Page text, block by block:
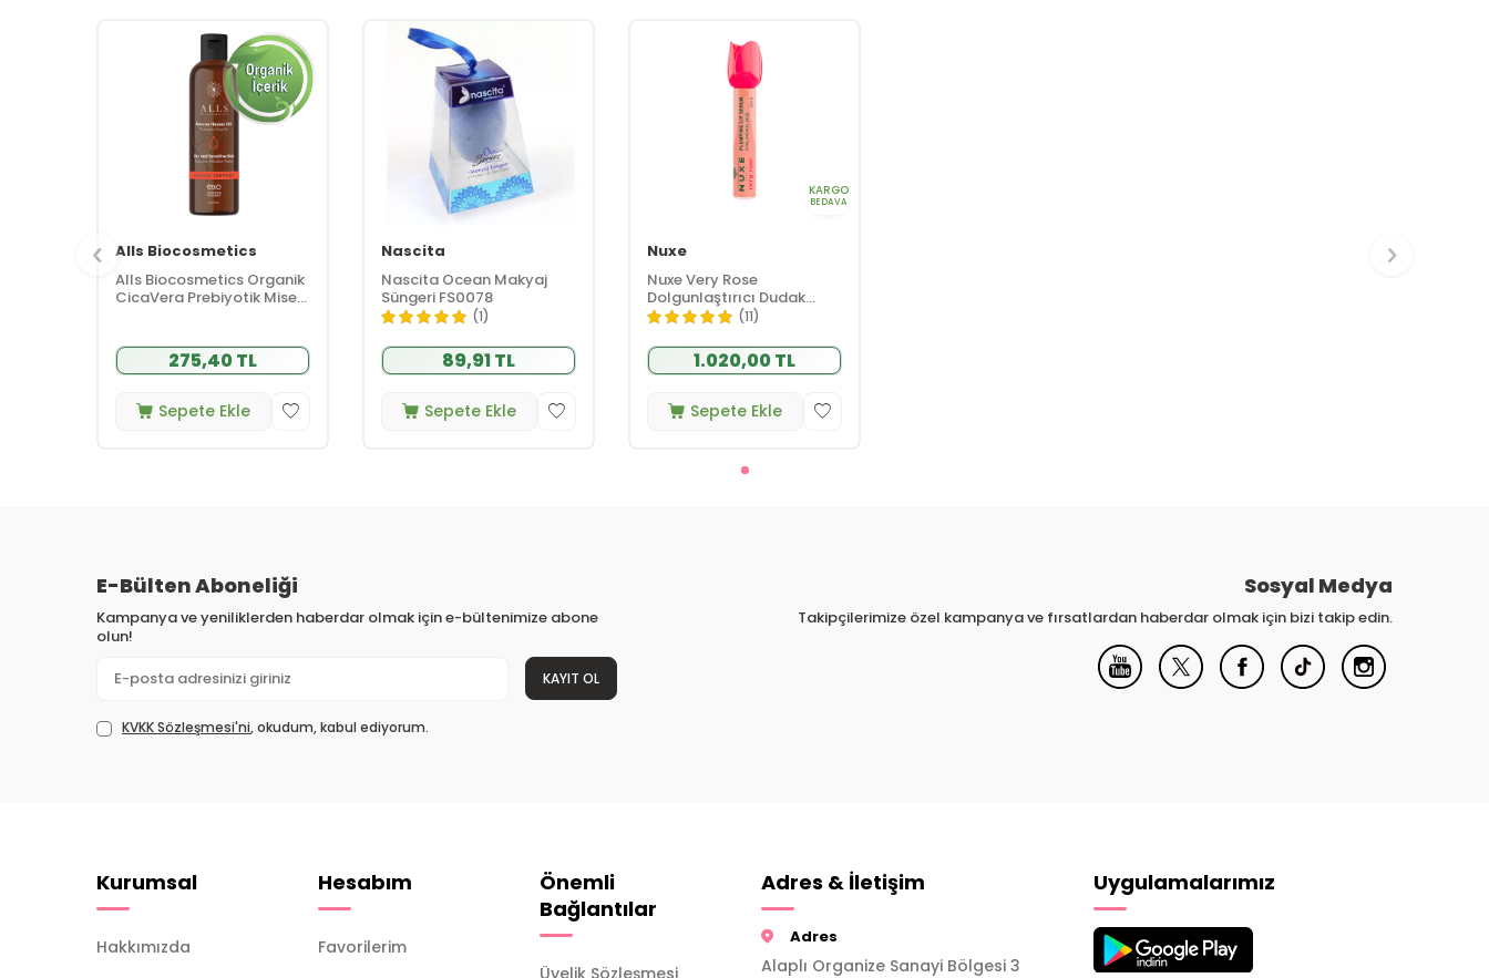
Alls Biocosmetics
Alls Biocosmetics Organik
CicaVera Prebiyotik Misel
275,40 TL
Sepete Ekle
Nascita
Nascita Ocean Makyaj
Süngeri FS0078
(1)
89,91 TL
Sepete Ekle
KARGO
BEDAVA
Nuxe
Nuxe Very Rose
Dolgunlaştırıcı Dudak
Serumu 8 ml (11)
1.020,00 TL
Sepete Ekle
E-Bülten Aboneliği
Kampanya ve yeniliklerden haberdar olmak için e-bültenimize abone
olun!
KAYIT OL
KVKK Sözleşmesi'ni, okudum, kabul ediyorum.
Sosyal Medya
Takipçilerimize özel kampanya ve fırsatlardan haberdar olmak için bizi takip edin.
Kurumsal
Hakkımızda
Hesabım
Favorilerim
Önemli
Bağlantılar
Adres & İletişim
Adres
Alaplı Organize Sanayi Bölgesi 3
Uygulamalarımız